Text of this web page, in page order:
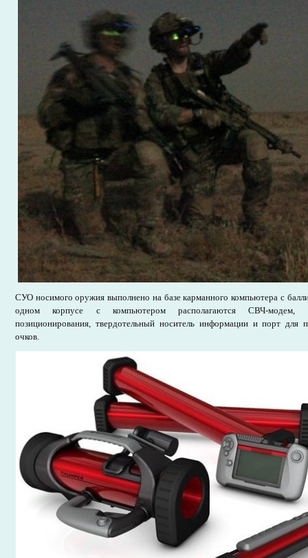
СУО носимого оружия выполнено на базе карманного компьютера с
одном корпусе с компьютером располагаются СВЧ-модем,
позиционирования, твердотельный носитель информации и порт для
очков.